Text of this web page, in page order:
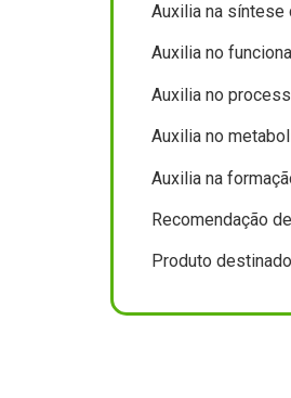
Auxilia na síntese
Auxilia no
Auxilia no
Auxilia no
Auxilia na
Recomendação
Produto